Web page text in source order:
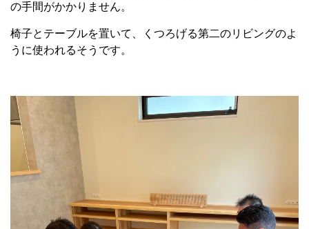
の手間がかかりません。
椅子とテーブルを置いて、くつろげる第二のリビングのよ
うに使われるそうです。